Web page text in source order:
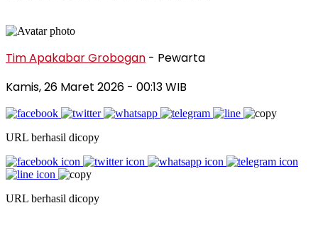
Tim Apakabar Grobogan - Pewarta
Kamis, 26 Maret 2026 - 00:13 WIB
URL berhasil dicopy
URL berhasil dicopy